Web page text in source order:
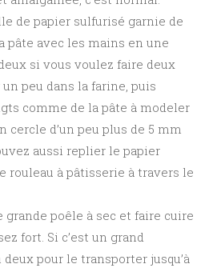
de papier sulfurisé garnie de
pâte avec les mains en une
si vous voulez faire deux
peu dans la farine, puis
comme de la pâte à modeler
cercle d’un peu plus de 5 mm
aussi replier le papier
rouleau à pâtisserie à travers le
grande poêle à sec et faire cuire
fort. Si c’est un grand
pour le transporter jusqu’à